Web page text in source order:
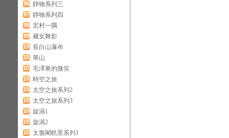
96 靜物系列三
97 靜物系列四
98 宏村一隅
99 藏女舞影
100 長白山瀑布
101 華山
102 毛澤東的微笑
103 時空之旅
104 太空之旅系列2
105 太空之旅系列3
106 旋渦1
107 旋渦2
108 太魯閣軓景系列1